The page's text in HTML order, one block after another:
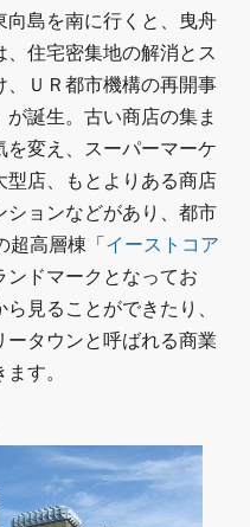
向島を南に行くと、曳舟
住宅密集地の解消とス
、ＵＲ都市機構の再開事
誕生。古い商店の集ま
を変え、スーパーマーケ
型店、もとよりある商店
ョンなどがあり、都市
超高層棟「イーストコア
ンドマークとなってお
見ることができたり、
タウンと呼ばれる商業
す。